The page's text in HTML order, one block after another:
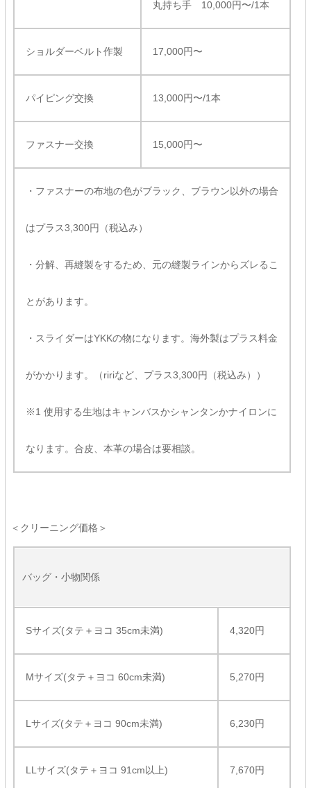
丸持ち手 10,000円〜/1本
ショルダーベルト作製 17,000円〜
パイピング交換 13,000円〜/1本
ファスナー交換 15,000円〜
・ファスナーの布地の色がブラック、ブラウン以外の場合
はプラス3,300円（税込み）
・分解、再縫製をするため、元の縫製ラインからズレるこ
とがあります。
・スライダーはYKKの物になります。海外製はプラス料金
がかかります。（ririなど、プラス3,300円（税込み））
※1 使用する生地はキャンバスかシャンタンかナイロンに
なります。合皮、本革の場合は要相談。
＜クリーニング価格＞
バッグ・小物関係
Sサイズ(タテ＋ヨコ 35cm未満) 4,320円
Mサイズ(タテ＋ヨコ 60cm未満) 5,270円
Lサイズ(タテ＋ヨコ 90cm未満) 6,230円
LLサイズ(タテ＋ヨコ 91cm以上) 7,670円